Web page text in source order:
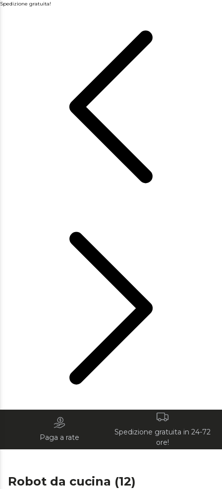
Spedizione gratuita!
Paga a rate
Spedizione gratuita in 24-72
ore!
Robot da cucina (12)